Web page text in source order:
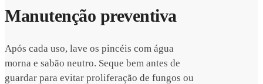
Manutenção preventiva
Após cada uso, lave os pincéis com água
morna e sabão neutro. Seque bem antes de
guardar para evitar proliferação de fungos ou